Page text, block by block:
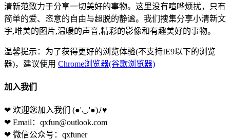
清新范致力于分享一切美好的事物。这里没有喧哗烦扰，只有
简单的爱、恣意的自由与超脱的静谧。我们搜集分享小清新文
字,唯美的图片,温暖的声音,精彩的影像和有趣美好的事物。
温馨提示：为了获得更好的浏览体验(不支持IE9以下的浏览
器)，建议使用 Chrome浏览器(谷歌浏览器)
加入我们
❤ 欢迎您加入我们 (●'◡'●)ﾉ♥
❤ Email：qxfun@outlook.com
❤ 微信公众号：qxfuner